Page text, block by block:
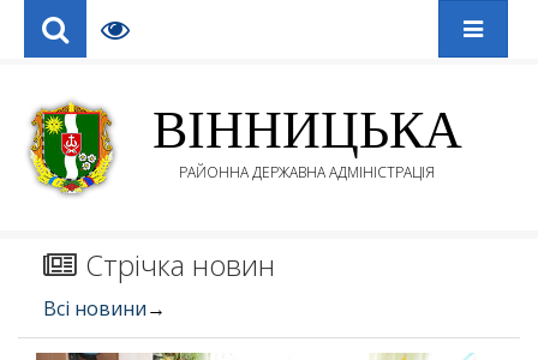
ВІННИЦЬКА
РАЙОННА ДЕРЖАВНА АДМІНІСТРАЦІЯ
Стрічка новин
Всі новини→